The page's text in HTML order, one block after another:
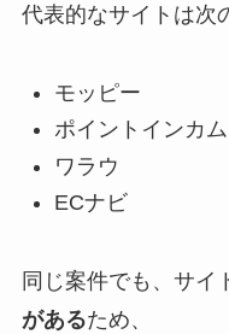
代表的なサイトは次
モッピー
ポイントインカム
ワラウ
ECナビ
同じ案件でも、サイ
があるため、